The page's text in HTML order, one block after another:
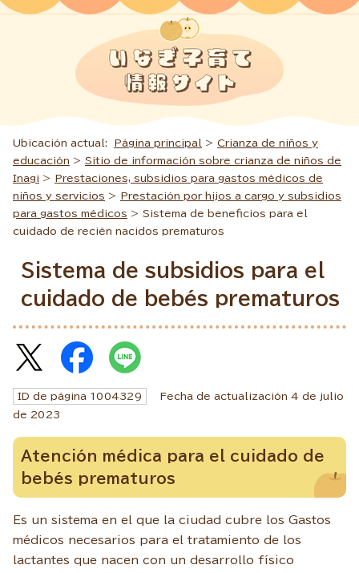
Ubicación actual: Página principal > Crianza de niños y
educación > Sitio de información sobre crianza de niños de
Inagi > Prestaciones, subsidios para gastos médicos de
niños y servicios > Prestación por hijos a cargo y subsidios
para gastos médicos > Sistema de beneficios para el
cuidado de recién nacidos prematuros
Sistema de subsidios para el
cuidado de bebés prematuros
ID de página 1004329
Fecha de actualización 4 de julio
de 2023
Atención médica para el cuidado de
bebés prematuros
Es un sistema en el que la ciudad cubre los Gastos
médicos necesarios para el tratamiento de los
lactantes que nacen con un desarrollo físico